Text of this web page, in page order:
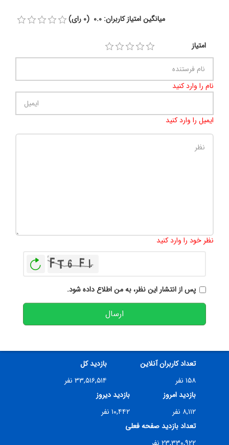
میانگین امتیاز کاربران: 0.0 (0 رای)
امتیاز
نام را وارد کنید
ایمیل را وارد کنید
نظر خود را وارد کنید
پس از انتشار این نظر، به من اطلاع داده شود.
ارسال
تعداد کاربران آنلاین
۱۵۸ نفر
بازدید کل
۳۳,۵۱۶,۵۱۴ نفر
بازدید امروز
۸,۱۱۲ نفر
بازدید دیروز
۱۰,۴۴۲ نفر
تعداد بازدید صفحه فعلی